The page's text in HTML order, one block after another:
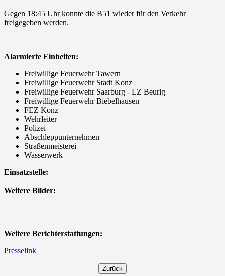
Gegen 18:45 Uhr konnte die B51 wieder für den Verkehr
freigegeben werden.
Alarmierte Einheiten:
Freiwillige Feuerwehr Tawern
Freiwillige Feuerwehr Stadt Konz
Freiwillige Feuerwehr Saarburg - LZ Beurig
Freiwillige Feuerwehr Biebelhausen
FEZ Konz
Wehrleiter
Polizei
Abschleppunternehmen
Straßenmeisterei
Wasserwerk
Einsatzstelle:
Weitere Bilder:
Weitere Berichterstattungen:
Presselink